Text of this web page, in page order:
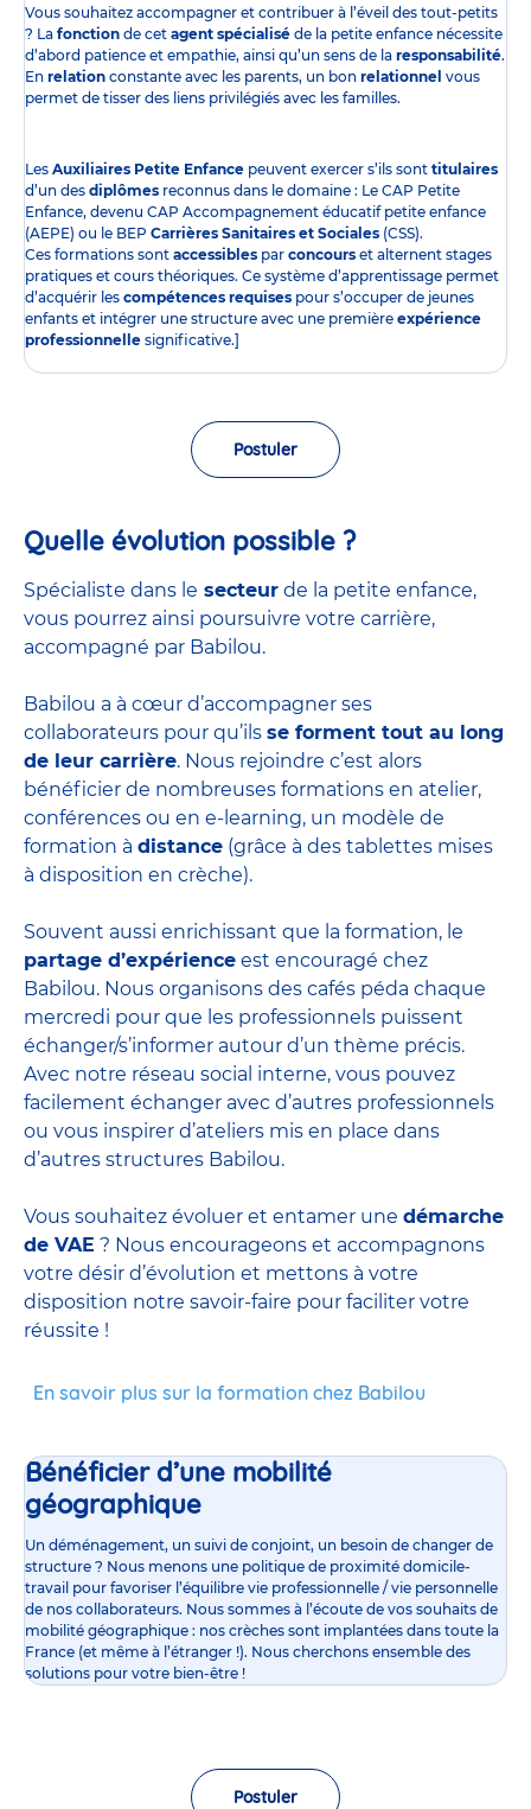
Vous souhaitez accompagner et contribuer à l’éveil des tout-petits
? La fonction de cet agent spécialisé de la petite enfance nécessite
d’abord patience et empathie, ainsi qu’un sens de la responsabilité.
En relation constante avec les parents, un bon relationnel vous
permet de tisser des liens privilégiés avec les familles.
Les Auxiliaires Petite Enfance peuvent exercer s’ils sont titulaires
d’un des diplômes reconnus dans le domaine : Le CAP Petite
Enfance, devenu CAP Accompagnement éducatif petite enfance
(AEPE) ou le BEP Carrières Sanitaires et Sociales (CSS).
Ces formations sont accessibles par concours et alternent stages
pratiques et cours théoriques. Ce système d’apprentissage permet
d’acquérir les compétences requises pour s’occuper de jeunes
enfants et intégrer une structure avec une première expérience
professionnelle significative.]
Postuler
Quelle évolution possible ?
Spécialiste dans le secteur de la petite enfance,
vous pourrez ainsi poursuivre votre carrière,
accompagné par Babilou.
Babilou a à cœur d’accompagner ses
collaborateurs pour qu’ils se forment tout au long
de leur carrière. Nous rejoindre c’est alors
bénéficier de nombreuses formations en atelier,
conférences ou en e-learning, un modèle de
formation à distance (grâce à des tablettes mises
à disposition en crèche).
Souvent aussi enrichissant que la formation, le
partage d’expérience est encouragé chez
Babilou. Nous organisons des cafés péda chaque
mercredi pour que les professionnels puissent
échanger/s’informer autour d’un thème précis.
Avec notre réseau social interne, vous pouvez
facilement échanger avec d’autres professionnels
ou vous inspirer d’ateliers mis en place dans
d’autres structures Babilou.
Vous souhaitez évoluer et entamer une démarche
de VAE ? Nous encourageons et accompagnons
votre désir d’évolution et mettons à votre
disposition notre savoir-faire pour faciliter votre
réussite !
En savoir plus sur la formation chez Babilou
Bénéficier d’une mobilité
géographique
Un déménagement, un suivi de conjoint, un besoin de changer de
structure ? Nous menons une politique de proximité domicile-
travail pour favoriser l’équilibre vie professionnelle / vie personnelle
de nos collaborateurs. Nous sommes à l’écoute de vos souhaits de
mobilité géographique : nos crèches sont implantées dans toute la
France (et même à l’étranger !). Nous cherchons ensemble des
solutions pour votre bien-être !
Postuler